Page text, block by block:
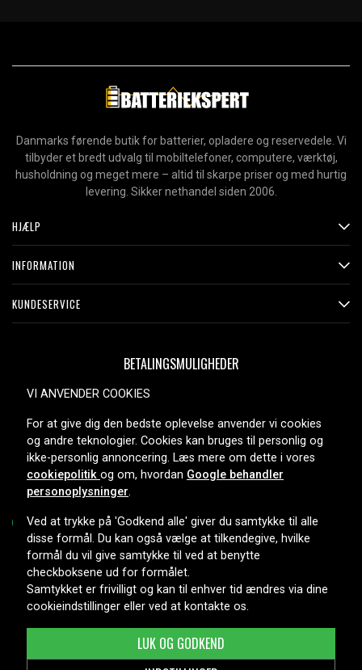
Danmarks førende butik for batterier, opladere og reservedele. Vi
tilbyder et bredt udvalg til mobiltelefoner, computere, værktøj,
husholdning og meget mere – altid til skarpe priser og med hurtig
levering. Sikker nethandel siden 2006.
HJÆLP
INFORMATION
KUNDESERVICE
BETALINGSMULIGHEDER
LEVERINGSMULIGHEDER
Copyright © 2026, Spares Nordic AB
VI ANVENDER COOKIES
For at give dig den bedste oplevelse anvender vi cookies
og andre teknologier. Cookies kan bruges til personlig og
ikke-personlig annoncering. Læs mere om dette i vores
cookiepolitik og om, hvordan Google behandler
personoplysninger.
Ved at trykke på 'Godkend alle' giver du samtykke til alle
disse formål. Du kan også vælge at tilkendegive, hvilke
formål du vil give samtykke til ved at benytte
checkboksene ud for formålet.
Samtykket er frivilligt og kan til enhver tid ændres via dine
cookieindstillinger eller ved at kontakte os.
LUK OG GODKEND